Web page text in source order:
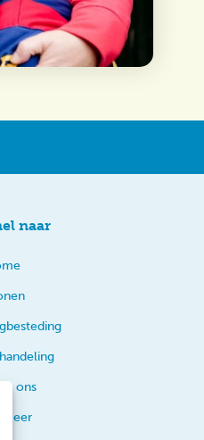
naar
ons
meer